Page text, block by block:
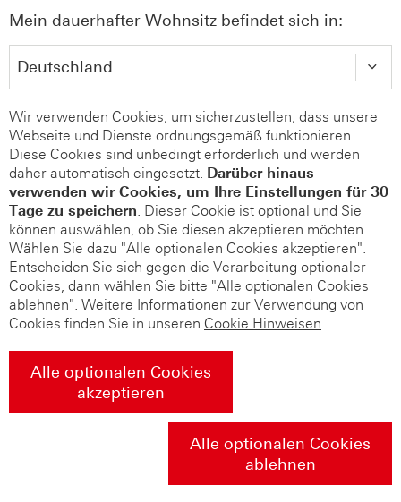
Mein dauerhafter Wohnsitz befindet sich in:
Wir verwenden Cookies, um sicherzustellen, dass unsere
Webseite und Dienste ordnungsgemäß funktionieren.
Diese Cookies sind unbedingt erforderlich und werden
daher automatisch eingesetzt. Darüber hinaus
verwenden wir Cookies, um Ihre Einstellungen für 30
Tage zu speichern. Dieser Cookie ist optional und Sie
können auswählen, ob Sie diesen akzeptieren möchten.
Wählen Sie dazu "Alle optionalen Cookies akzeptieren".
Entscheiden Sie sich gegen die Verarbeitung optionaler
Cookies, dann wählen Sie bitte "Alle optionalen Cookies
ablehnen". Weitere Informationen zur Verwendung von
Cookies finden Sie in unseren Cookie Hinweisen.
Alle optionalen Cookies
akzeptieren
Alle optionalen Cookies
ablehnen